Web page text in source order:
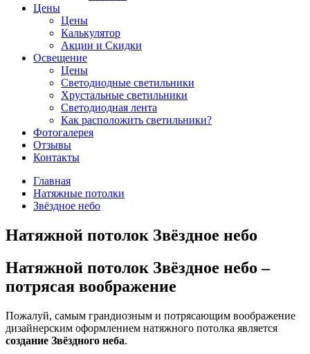
Цены
Цены
Калькулятор
Акции и Скидки
Освещение
Цены
Светодиодные светильники
Хрустальные светильники
Светодиодная лента
Как расположить светильники?
Фотогалерея
Отзывы
Контакты
Главная
Натяжные потолки
Звёздное небо
Натяжной потолок Звёздное небо
Натяжной потолок Звёздное небо –
потрясая воображение
Пожалуй, самым грандиозным и потрясающим воображение
дизайнерским оформлением натяжного потолка является
создание Звёздного неба.